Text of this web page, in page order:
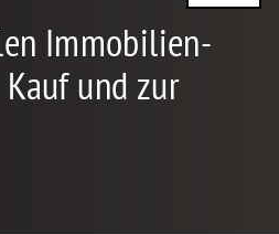
Immobilien­
und zur